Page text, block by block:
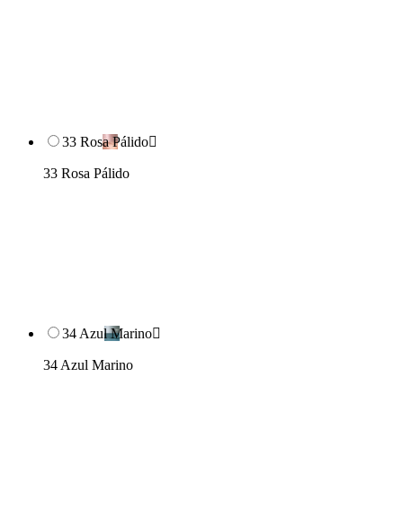
33 Rosa Pálido
33 Rosa Pálido
34 Azul Marino
34 Azul Marino